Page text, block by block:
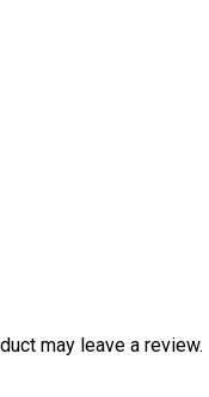
may leave a review.